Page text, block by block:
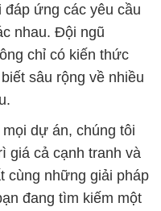
đáp ứng các yêu cầu
nhau. Đội ngũ
chỉ có kiến thức
sâu rộng về nhiều
dự án, chúng tôi
giá cả cạnh tranh và
cùng những giải pháp
đang tìm kiếm một